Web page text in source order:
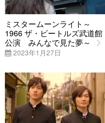
ミスタームーンライト～
1966 ザ・ビートルズ武道館
公演 みんなで見た夢～
2023年1月27日